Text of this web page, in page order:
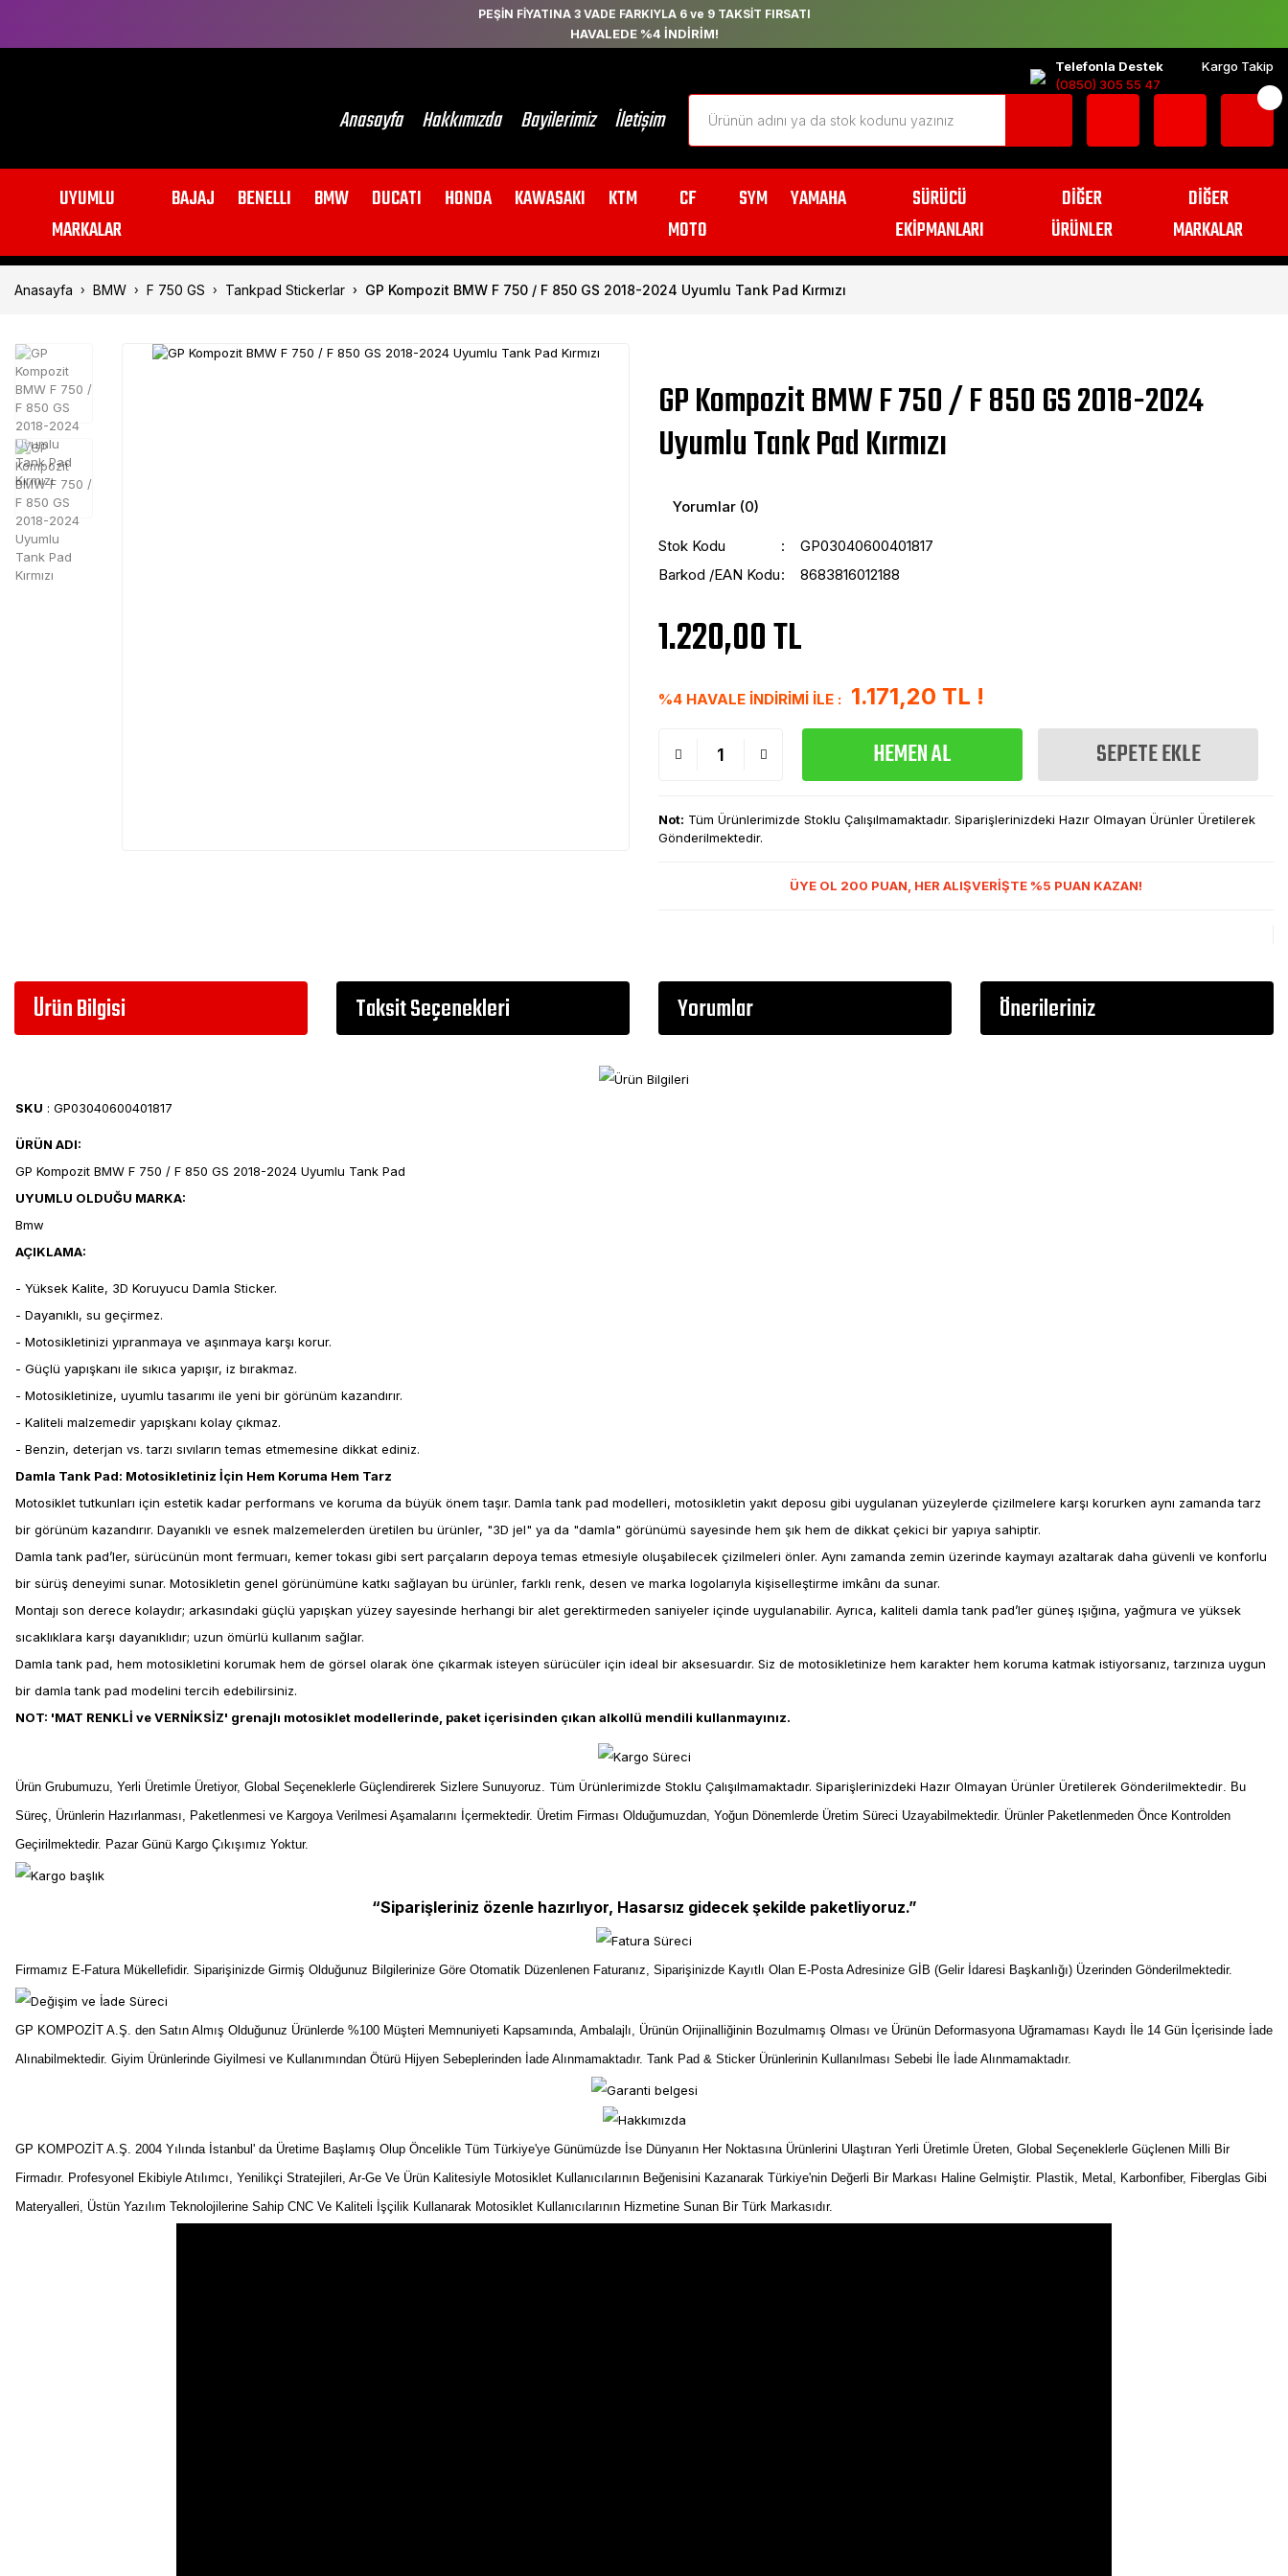
PEŞİN FİYATINA 3 VADE FARKIYLA 6 ve 9 TAKSİT FIRSATI
HAVALEDE %4 İNDİRİM!
Telefonla Destek
(0850) 305 55 47
Kargo Takip
Anasayfa Hakkımızda Bayilerimiz İletişim
UYUMLU
MARKALAR
BAJAJ BENELLI BMW DUCATI HONDA KAWASAKI KTM
CF
MOTO
SYM YAMAHA
SÜRÜCÜ
EKİPMANLARI
DİĞER
ÜRÜNLER
DİĞER
MARKALAR
Anasayfa BMW F 750 GS Tankpad Stickerlar GP Kompozit BMW F 750 / F 850 GS 2018-2024 Uyumlu Tank Pad Kırmızı
GP Kompozit BMW F 750 / F 850 GS 2018-2024
Uyumlu Tank Pad Kırmızı
Yorumlar (0)
Stok Kodu
GP03040600401817
Barkod /EAN Kodu
8683816012188
1.220,00 TL
%4 HAVALE İNDİRİMİ İLE : 1.171,20 TL !
HEMEN AL SEPETE EKLE
Not: Tüm Ürünlerimizde Stoklu Çalışılmamaktadır. Siparişlerinizdeki Hazır Olmayan Ürünler Üretilerek
Gönderilmektedir.
ÜYE OL 200 PUAN, HER ALIŞVERİŞTE %5 PUAN KAZAN!
Ürün Bilgisi Taksit Seçenekleri Yorumlar Önerileriniz
SKU : GP03040600401817
ÜRÜN ADI:
GP Kompozit BMW F 750 / F 850 GS 2018-2024 Uyumlu Tank Pad
UYUMLU OLDUĞU MARKA:
Bmw
AÇIKLAMA:
- Yüksek Kalite, 3D Koruyucu Damla Sticker.
- Dayanıklı, su geçirmez.
- Motosikletinizi yıpranmaya ve aşınmaya karşı korur.
- Güçlü yapışkanı ile sıkıca yapışır, iz bırakmaz.
- Motosikletinize, uyumlu tasarımı ile yeni bir görünüm kazandırır.
- Kaliteli malzemedir yapışkanı kolay çıkmaz.
- Benzin, deterjan vs. tarzı sıvıların temas etmemesine dikkat ediniz.
Damla Tank Pad: Motosikletiniz İçin Hem Koruma Hem Tarz
Motosiklet tutkunları için estetik kadar performans ve koruma da büyük önem taşır. Damla tank pad modelleri, motosikletin yakıt deposu gibi uygulanan yüzeylerde çizilmelere karşı korurken aynı zamanda tarz
bir görünüm kazandırır. Dayanıklı ve esnek malzemelerden üretilen bu ürünler, "3D jel" ya da "damla" görünümü sayesinde hem şık hem de dikkat çekici bir yapıya sahiptir.
Damla tank pad’ler, sürücünün mont fermuarı, kemer tokası gibi sert parçaların depoya temas etmesiyle oluşabilecek çizilmeleri önler. Aynı zamanda zemin üzerinde kaymayı azaltarak daha güvenli ve konforlu
bir sürüş deneyimi sunar. Motosikletin genel görünümüne katkı sağlayan bu ürünler, farklı renk, desen ve marka logolarıyla kişiselleştirme imkânı da sunar.
Montajı son derece kolaydır; arkasındaki güçlü yapışkan yüzey sayesinde herhangi bir alet gerektirmeden saniyeler içinde uygulanabilir. Ayrıca, kaliteli damla tank pad’ler güneş ışığına, yağmura ve yüksek
sıcaklıklara karşı dayanıklıdır; uzun ömürlü kullanım sağlar.
Damla tank pad, hem motosikletini korumak hem de görsel olarak öne çıkarmak isteyen sürücüler için ideal bir aksesuardır. Siz de motosikletinize hem karakter hem koruma katmak istiyorsanız, tarzınıza uygun
bir damla tank pad modelini tercih edebilirsiniz.
NOT: 'MAT RENKLİ ve VERNİKSİZ' grenajlı motosiklet modellerinde, paket içerisinden çıkan alkollü mendili kullanmayınız.
Ürün Grubumuzu, Yerli Üretimle Üretiyor, Global Seçeneklerle Güçlendirerek Sizlere Sunuyoruz. Tüm Ürünlerimizde Stoklu Çalışılmamaktadır. Siparişlerinizdeki Hazır Olmayan Ürünler Üretilerek Gönderilmektedir. Bu
Süreç, Ürünlerin Hazırlanması, Paketlenmesi ve Kargoya Verilmesi Aşamalarını İçermektedir. Üretim Firması Olduğumuzdan, Yoğun Dönemlerde Üretim Süreci Uzayabilmektedir. Ürünler Paketlenmeden Önce Kontrolden
Geçirilmektedir. Pazar Günü Kargo Çıkışımız Yoktur.
“Siparişleriniz özenle hazırlıyor, Hasarsız gidecek şekilde paketliyoruz.”
Firmamız E-Fatura Mükellefidir. Siparişinizde Girmiş Olduğunuz Bilgilerinize Göre Otomatik Düzenlenen Faturanız, Siparişinizde Kayıtlı Olan E-Posta Adresinize GİB (Gelir İdaresi Başkanlığı) Üzerinden Gönderilmektedir.
GP KOMPOZİT A.Ş. den Satın Almış Olduğunuz Ürünlerde %100 Müşteri Memnuniyeti Kapsamında, Ambalajlı, Ürünün Orijinalliğinin Bozulmamış Olması ve Ürünün Deformasyona Uğramaması Kaydı İle 14 Gün İçerisinde İade
Alınabilmektedir. Giyim Ürünlerinde Giyilmesi ve Kullanımından Ötürü Hijyen Sebeplerinden İade Alınmamaktadır. Tank Pad & Sticker Ürünlerinin Kullanılması Sebebi İle İade Alınmamaktadır.
GP KOMPOZİT A.Ş. 2004 Yılında İstanbul' da Üretime Başlamış Olup Öncelikle Tüm Türkiye'ye Günümüzde İse Dünyanın Her Noktasına Ürünlerini Ulaştıran Yerli Üretimle Üreten, Global Seçeneklerle Güçlenen Milli Bir
Firmadır. Profesyonel Ekibiyle Atılımcı, Yenilikçi Stratejileri, Ar-Ge Ve Ürün Kalitesiyle Motosiklet Kullanıcılarının Beğenisini Kazanarak Türkiye'nin Değerli Bir Markası Haline Gelmiştir. Plastik, Metal, Karbonfiber, Fiberglas Gibi
Materyalleri, Üstün Yazılım Teknolojilerine Sahip CNC Ve Kaliteli İşçilik Kullanarak Motosiklet Kullanıcılarının Hizmetine Sunan Bir Türk Markasıdır.